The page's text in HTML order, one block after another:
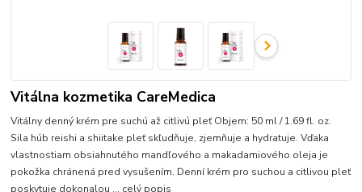
Vitálna kozmetika CareMedica
Vitálny denný krém pre suchú až citlivú pleť Objem: 50 ml / 1.69 fl. oz.
Sila húb reishi a shiitake pleť skľudňuje, zjemňuje a hydratuje. Vďaka
vlastnostiam obsiahnutého mandľového a makadamiového oleja je
pokožka chránená pred vysušením. Denní krém pro suchou a citlivou pleť
poskytuje dokonalou ... celý popis